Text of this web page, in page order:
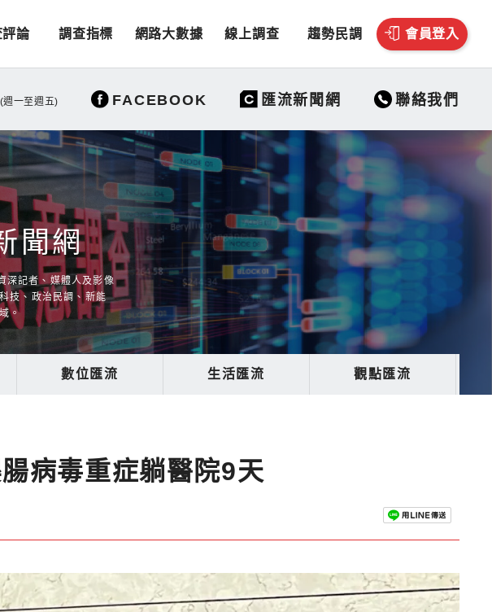
評論 調查指標 網路大數據 線上調查 趨勢民調 會員登入
一至週五) FACEBOOK 匯流新聞網 聯絡我們
聞網
深記者、媒體人及影像
技、政治民調、新能
。
數位匯流 生活匯流 觀點匯流
病毒重症躺醫院9天